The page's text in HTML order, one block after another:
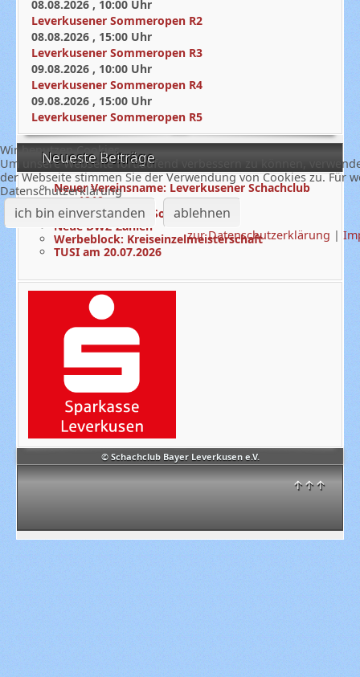
© Schachclub Bayer Leverkusen e.V.
↑↑↑
08.08.2026 , 10:00 Uhr
Leverkusener Sommeropen R2
08.08.2026 , 15:00 Uhr
Leverkusener Sommeropen R3
09.08.2026 , 10:00 Uhr
Leverkusener Sommeropen R4
09.08.2026 , 15:00 Uhr
Leverkusener Sommeropen R5
Neueste Beiträge
Neuer Vereinsname: Leverkusener Schachclub
von 1910
3. Runde Offenes Sommerloch
Neue DWZ-Zahlen
Werbeblock: Kreiseinzelmeisterschaft
TUSI am 20.07.2026
Wir benutzen Cookies
Um unsere Webseite fortlaufend verbessern zu können,
der Webseite stimmen Sie der Verwendung von Cookies zu. Für
Datenschutzerklärung
ich bin einverstanden ablehnen
zur Datenschutzerklärung |